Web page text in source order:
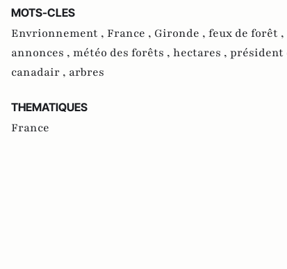
MOTS-CLES
Envrionnement , France , Gironde , feux de forêt ,
annonces , météo des forêts , hectares , président
canadair , arbres
THEMATIQUES
France